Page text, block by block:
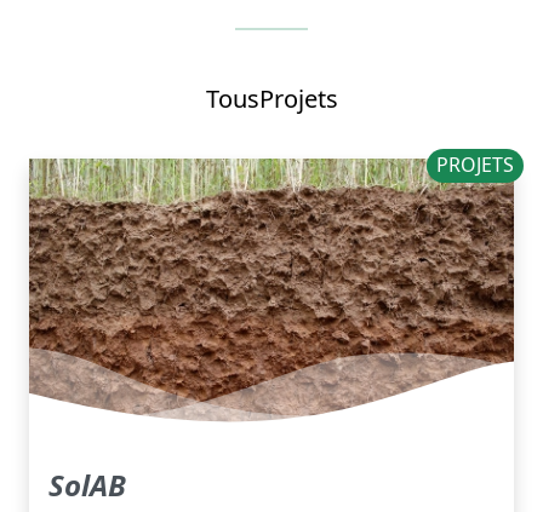
TousProjets
PROJETS
SolAB